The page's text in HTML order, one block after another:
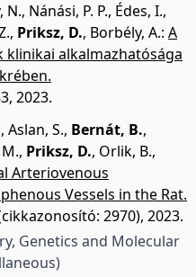
N., Nánási, P. P., Édes, I.,
, Priksz, D., Borbély, A.: A
alkalmazhatósága
2023.
, Aslan, S., Bernát, B.,
, Priksz, D., Orlik, B.,
Arteriovenous
Vessels in the Rat.
2970), 2023.
Genetics and Molecular